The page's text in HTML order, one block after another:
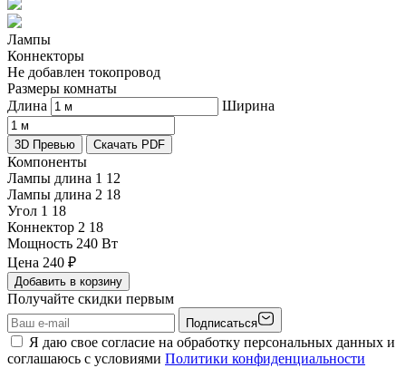
Лампы
Коннекторы
Не добавлен токопровод
Размеры комнаты
Длина
Ширина
3D Превью Скачать PDF
Компоненты
Лампы длина 1 12
Лампы длина 2 18
Угол 1 18
Коннектор 2 18
Мощность 240 Вт
Цена 240 ₽
Добавить в корзину
Получайте скидки первым
Подписаться
Я даю свое согласие на обработку персональных данных и
соглашаюсь с условиями Политики конфиденциальности